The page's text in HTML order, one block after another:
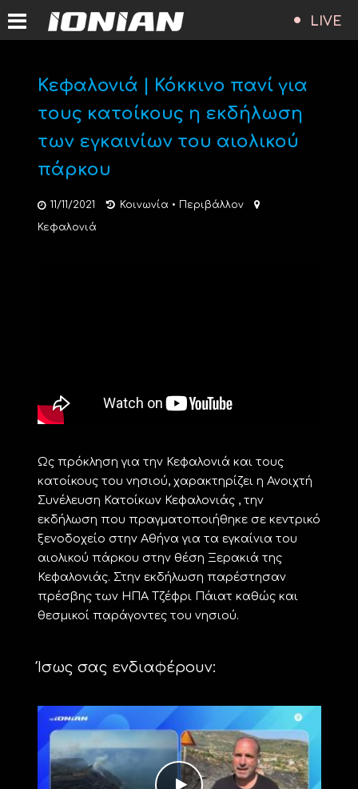
LIVE
Κεφαλονιά | Κόκκινο πανί για
τους κατοίκους η εκδήλωση
των εγκαινίων του αιολικού
πάρκου
11/11/2021 Κοινωνία • Περιβάλλον
Κεφαλονιά
Ως πρόκληση για την Κεφαλονιά και τους
κατοίκους του νησιού, χαρακτηρίζει η Ανοιχτή
Συνέλευση Κατοίκων Κεφαλονιάς , την
εκδήλωση που πραγματοποιήθηκε σε κεντρικό
ξενοδοχείο στην Αθήνα για τα εγκαίνια του
αιολικού πάρκου στην θέση Ξερακιά της
Κεφαλονιάς. Στην εκδήλωση παρέστησαν
πρέσβης των ΗΠΑ Τζέφρι Πάιατ καθώς και
θεσμικοί παράγοντες του νησιού.
Ίσως σας ενδιαφέρουν: